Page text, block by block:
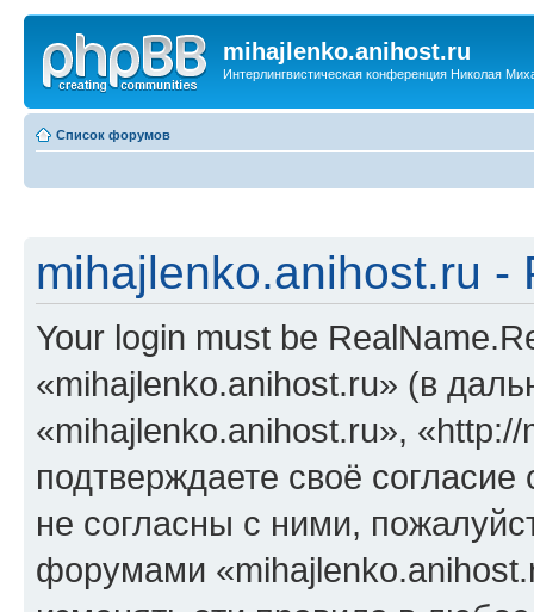
mihajlenko.anihost.ru
Интерлингвистическая конференция Николая
Список форумов
mihajlenko.anihost.ru -
Your login must be
«mihajlenko.anihost.ru» (в
«mihajlenko.anihost.ru»,
подтверждаете своё
не согласны с ними,
форумами